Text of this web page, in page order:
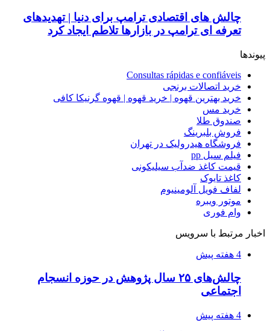
چالش های اقتصادی ترامپ برای دنیا | تهدیدهای
تعرفه ای ترامپ در بازارها تلاطم ایجاد کرد
پیوندها
Consultas rápidas e confiáveis
خرید اتصالات برنجی
خرید بهترین قهوه | خرید قهوه | قهوه گرنیکا کافی
خرید مس
صندوق طلا
فروش بلبرینگ
فروشگاه هیدرولیک در تهران
فیلم سیل pp
قیمت کاغذ ضدآب سیلیکونی
کاغذ تایوک
لفاف فویل آلومینیوم
موتور ویبره
وام فوری
اخبار مرتبط با سرویس
4 هفته پیش
چالش‌های ۲۵ سال پژوهش در حوزه انسجام
اجتماعی
4 هفته پیش